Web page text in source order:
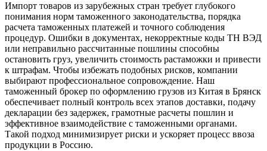
Импорт товаров из зарубежных стран требует глубокого
понимания норм таможенного законодательства, порядка
расчета таможенных платежей и точного соблюдения
процедур. Ошибки в документах, некорректные коды ТН ВЭД
или неправильно рассчитанные пошлины способны
остановить груз, увеличить стоимость растаможки и привести
к штрафам. Чтобы избежать подобных рисков, компании
выбирают профессиональное сопровождение. Наш
таможенный брокер по оформлению грузов из Китая в Брянск
обеспечивает полный контроль всех этапов доставки, подачу
декларации без задержек, грамотные расчеты пошлин и
эффективное взаимодействие с таможенными органами.
Такой подход минимизирует риски и ускоряет процесс ввоза
продукции в Россию.